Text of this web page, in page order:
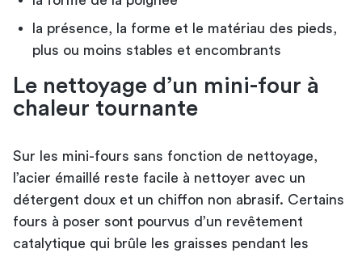
la présence, la forme et le matériau des pieds,
plus ou moins stables et encombrants
Le nettoyage d’un mini-four à
chaleur tournante
Sur les mini-fours sans fonction de nettoyage,
l’acier émaillé reste facile à nettoyer avec un
détergent doux et un chiffon non abrasif. Certains
fours à poser sont pourvus d’un revêtement
catalytique qui brûle les graisses pendant les